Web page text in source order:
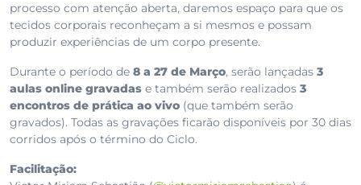
processo com atenção aberta, daremos espaço para que os
tecidos corporais reconheçam a si mesmos e possam
produzir experiências de um corpo presente.
Durante o período de 8 a 27 de Março, serão lançadas 3
aulas online gravadas e também serão realizados 3
encontros de prática ao vivo (que também serão
gravados). Todas as gravações ficarão disponíveis por 30 dias
corridos após o término do Ciclo.
Facilitação: